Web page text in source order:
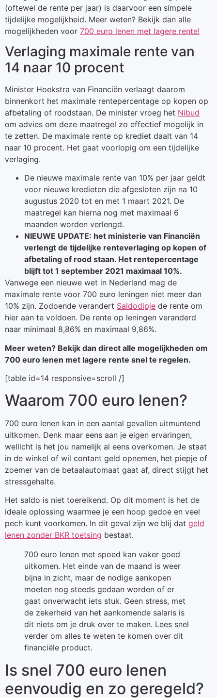
(oftewel de rente per jaar) is daarvoor een simpele
tijdelijke mogelijkheid. Meer weten? Bekijk dan alle
mogelijkheden voor 700 euro lenen met lagere rente!
Verlaging maximale rente van
14 naar 10 procent
Minister Hoekstra van Financiën verlaagt daarom
binnenkort het maximale rentepercentage op kopen op
afbetaling of roodstaan. De minister vroeg het Nibud
om advies om deze maatregel zo effectief mogelijk in
te zetten. De maximale rente op krediet daalt van 14
naar 10 procent. Het gaat voorlopig om een tijdelijke
verlaging.
De nieuwe maximale rente van 10% per jaar geldt
voor nieuwe kredieten die afgesloten zijn na 10
augustus 2020 tot en met 1 maart 2021. De
maatregel kan hierna nog met maximaal 6
maanden worden verlengd.
NIEUWE UPDATE: het ministerie van Financiën
verlengt de tijdelijke renteverlaging op kopen of
afbetaling of rood staan. Het rentepercentage
blijft tot 1 september 2021 maximaal 10%.
Vanwege een nieuwe wet in Nederland mag de
maximale rente voor 700 euro leningen niet meer dan
10% zijn. Zodoende verandert Saldodipje de rente om
hier aan te voldoen. De rente op leningen veranderd
naar minimaal 8,86% en maximaal 9,86%.
Meer weten? Bekijk dan direct alle mogelijkheden om
700 euro lenen met lagere rente snel te regelen.
[table id=14 responsive=scroll /]
Waarom 700 euro lenen?
700 euro lenen kan in een aantal gevallen uitmuntend
uitkomen. Denk maar eens aan je eigen ervaringen,
wellicht is het jou namelijk al eens overkomen. Je staat
in de winkel of wil contant geld opnemen, het piepje of
zoemer van de betaalautomaat gaat af, direct stijgt het
stressgehalte.
Het saldo is niet toereikend. Op dit moment is het de
ideale oplossing waarmee je een hoop gedoe en veel
pech kunt voorkomen. In dit geval zijn we blij dat geld
lenen zonder BKR toetsing bestaat.
700 euro lenen met spoed kan vaker goed
uitkomen. Het einde van de maand is weer
bijna in zicht, maar de nodige aankopen
moeten nog steeds gedaan worden of er
gaat onverwacht iets stuk. Geen stress, met
de zekerheid van het aankomende salaris is
dit niets om je druk over te maken. Lees snel
verder om alles te weten te komen over dit
financiële product.
Is snel 700 euro lenen
eenvoudig en zo geregeld?